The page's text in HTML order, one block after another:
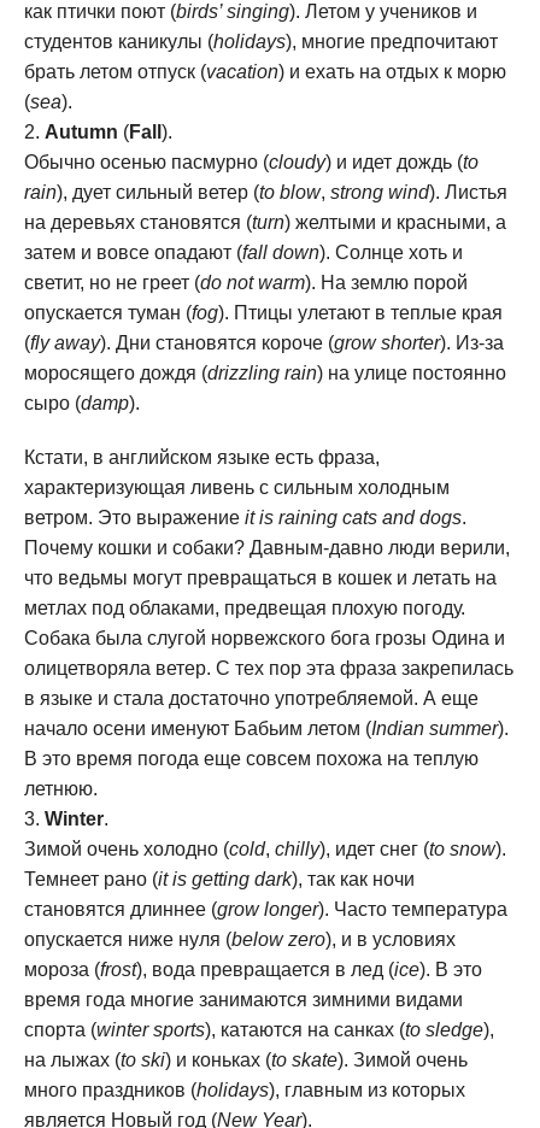
как птички поют (birds’ singing). Летом у учеников и
студентов каникулы (holidays), многие предпочитают
брать летом отпуск (vacation) и ехать на отдых к морю
(sea).
Autumn (Fall ).
Обычно осенью пасмурно (cloudy) и идет дождь (to
rain), дует сильный ветер (to blow, strong wind). Листья
на деревьях становятся (turn) желтыми и красными, а
затем и вовсе опадают (fall down). Солнце хоть и
светит, но не греет (do not warm). На землю порой
опускается туман (fog). Птицы улетают в теплые края
(fly away). Дни становятся короче (grow shorter). Из-за
моросящего дождя (drizzling rain) на улице постоянно
сыро (damp).
Кстати, в английском языке есть фраза,
характеризующая ливень с сильным холодным
ветром. Это выражение it is raining cats and dogs.
Почему кошки и собаки? Давным-давно люди верили,
что ведьмы могут превращаться в кошек и летать на
метлах под облаками, предвещая плохую погоду.
Собака была слугой норвежского бога грозы Одина и
олицетворяла ветер. С тех пор эта фраза закрепилась
в языке и стала достаточно употребляемой. А еще
начало осени именуют Бабьим летом (Indian summer).
В это время погода еще совсем похожа на теплую
летнюю.
Winter.
Зимой очень холодно (cold, chilly), идет снег (to snow).
Темнеет рано (it is getting dark), так как ночи
становятся длиннее (grow longer). Часто температура
опускается ниже нуля (below zero), и в условиях
мороза (frost), вода превращается в лед (ice). В это
время года многие занимаются зимними видами
спорта (winter sports), катаются на санках (to sledge),
на лыжах (to ski) и коньках (to skate). Зимой очень
много праздников (holidays), главным из которых
является Новый год (New Year).